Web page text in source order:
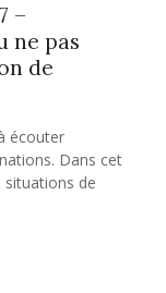
–
ne pas
de
écouter
Dans cet
situations de